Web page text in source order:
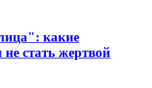
какие
стать жертвой